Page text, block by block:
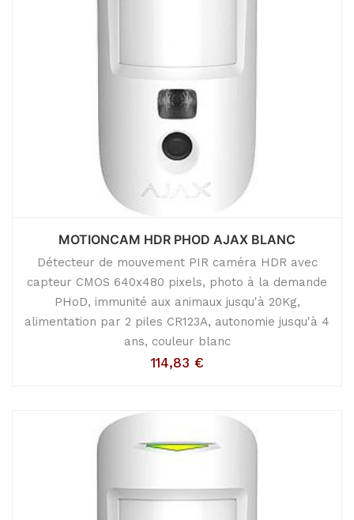
MOTIONCAM HDR PHOD AJAX BLANC
Détecteur de mouvement PIR caméra HDR avec
capteur CMOS 640x480 pixels, photo à la demande
PHoD, immunité aux animaux jusqu'à 20Kg,
alimentation par 2 piles CR123A, autonomie jusqu'à 4
ans, couleur blanc
114,83 €